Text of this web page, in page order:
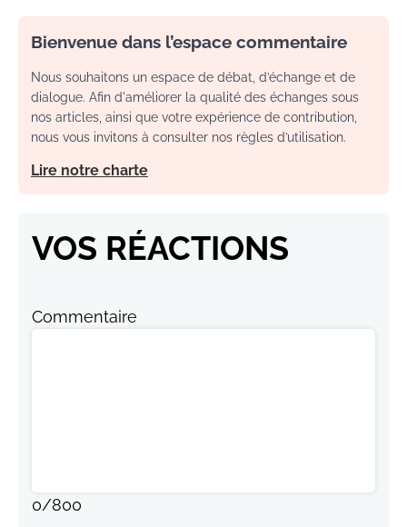
Bienvenue dans l’espace commentaire
Nous souhaitons un espace de débat, d’échange et de
dialogue. Afin d'améliorer la qualité des échanges sous
nos articles, ainsi que votre expérience de contribution,
nous vous invitons à consulter nos règles d’utilisation.
Lire notre charte
VOS RÉACTIONS
Commentaire
0/800